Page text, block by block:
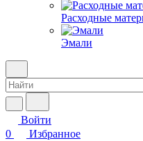
Расходные
Эмали
Войти
0
Избранное